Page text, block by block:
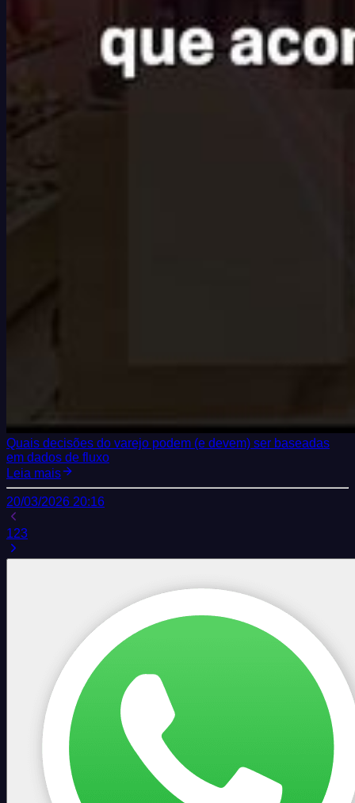
Quais decisões do varejo podem (e devem) ser baseadas
em dados de fluxo
Leia mais
20/03/2026 20:16
123